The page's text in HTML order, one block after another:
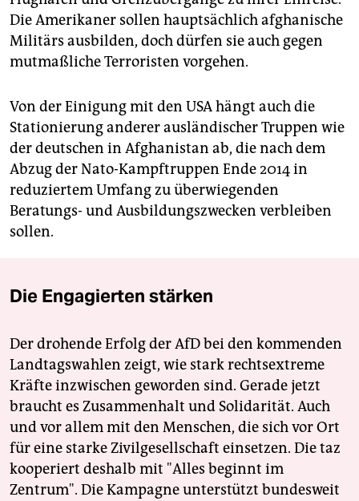
Die Amerikaner sollen hauptsächlich afghanische
Militärs ausbilden, doch dürfen sie auch gegen
mutmaßliche Terroristen vorgehen.
Von der Einigung mit den USA hängt auch die
Stationierung anderer ausländischer Truppen wie
der deutschen in Afghanistan ab, die nach dem
Abzug der Nato-Kampftruppen Ende 2014 in
reduziertem Umfang zu überwiegenden
Beratungs- und Ausbildungszwecken verbleiben
sollen.
Die Engagierten stärken
Der drohende Erfolg der AfD bei den kommenden
Landtagswahlen zeigt, wie stark rechtsextreme
Kräfte inzwischen geworden sind. Gerade jetzt
braucht es Zusammenhalt und Solidarität. Auch
und vor allem mit den Menschen, die sich vor Ort
für eine starke Zivilgesellschaft einsetzen. Die taz
kooperiert deshalb mit "Alles beginnt im
Zentrum". Die Kampagne unterstützt bundesweit